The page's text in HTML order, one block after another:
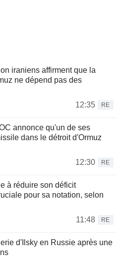
iraniens affirment que la
ne dépend pas des
12:35
RE
annonce qu'un de ses
dans le détroit d'Ormuz
12:30
RE
à réduire son déficit
pour sa notation, selon
11:48
RE
d'Ilsky en Russie après une